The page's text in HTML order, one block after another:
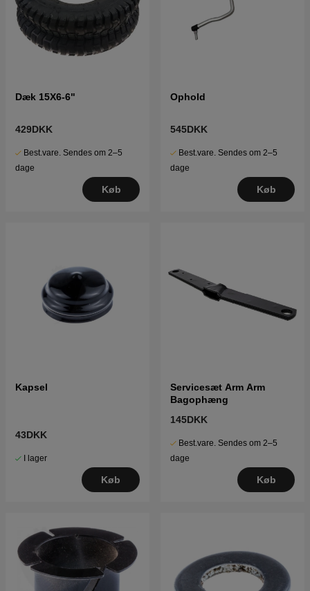
Dæk 15X6-6"
429DKK
Best.vare. Sendes om 2–5
dage
Køb
Ophold
545DKK
Best.vare. Sendes om 2–5
dage
Køb
Kapsel
43DKK
I lager
Køb
Servicesæt Arm Arm
Bagophæng
145DKK
Best.vare. Sendes om 2–5
dage
Køb